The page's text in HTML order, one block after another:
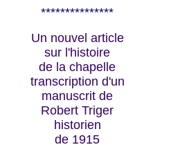
***************
Un nouvel article
sur l'histoire
de la chapelle
transcription d'un
manuscrit de
Robert Triger
historien
de 1915